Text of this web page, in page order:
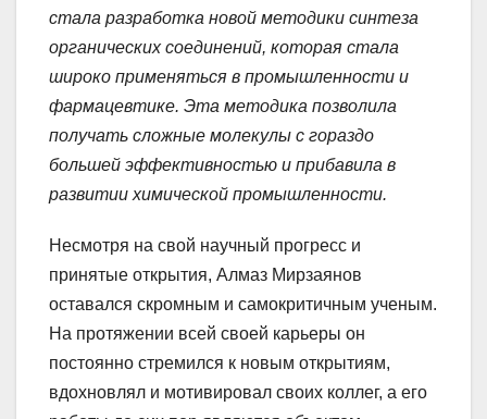
стала разработка новой методики синтеза
органических соединений, которая стала
широко применяться в промышленности и
фармацевтике. Эта методика позволила
получать сложные молекулы с гораздо
большей эффективностью и прибавила в
развитии химической промышленности.
Несмотря на свой научный прогресс и
принятые открытия, Алмаз Мирзаянов
оставался скромным и самокритичным ученым.
На протяжении всей своей карьеры он
постоянно стремился к новым открытиям,
вдохновлял и мотивировал своих коллег, а его